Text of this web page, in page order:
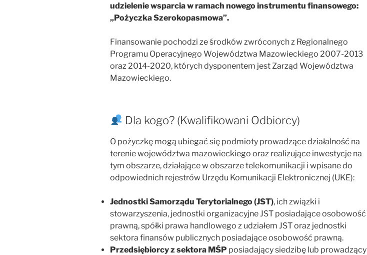
udzielenie wsparcia w ramach nowego instrumentu finansowego:
„Pożyczka Szerokopasmowa”.
Finansowanie pochodzi ze środków zwróconych z Regionalnego
Programu Operacyjnego Województwa Mazowieckiego 2007-2013
oraz 2014-2020, których dysponentem jest Zarząd Województwa
Mazowieckiego.
Dla kogo? (Kwalifikowani Odbiorcy)
O pożyczkę mogą ubiegać się podmioty prowadzące działalność na
terenie województwa mazowieckiego oraz realizujące inwestycje na
tym obszarze, działające w obszarze telekomunikacji i wpisane do
odpowiednich rejestrów Urzędu Komunikacji Elektronicznej (UKE):
Jednostki Samorządu Terytorialnego (JST), ich związki i
stowarzyszenia, jednostki organizacyjne JST posiadające osobowość
prawną, spółki prawa handlowego z udziałem JST oraz jednostki
sektora finansów publicznych posiadające osobowość prawną.
Przedsiębiorcy z sektora MŚP posiadający siedzibę lub prowadzący